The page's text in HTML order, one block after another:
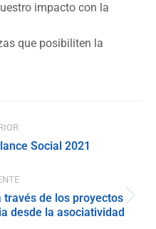
impacto con la
que posibiliten la
Social 2021
de los proyectos
desde la asociatividad